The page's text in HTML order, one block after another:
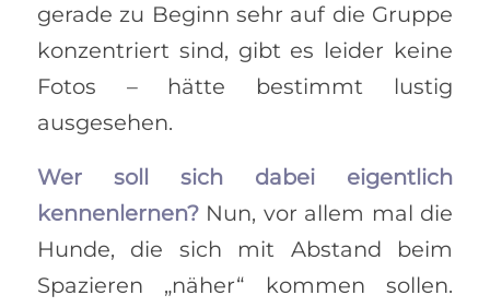
gerade zu Beginn sehr auf die Gruppe
konzentriert sind, gibt es leider keine
Fotos – hätte bestimmt lustig
ausgesehen.
Wer soll sich dabei eigentlich
kennenlernen?Nun, vor allem mal die
Hunde, die sich mit Abstand beim
Spazieren „näher“ kommen sollen.